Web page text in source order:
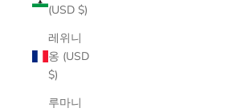
(USD $)
레위니
옹 (USD
$)
루마니